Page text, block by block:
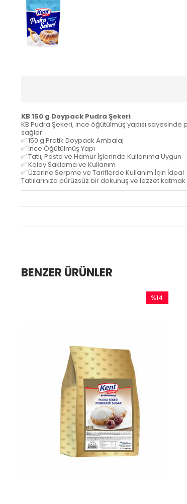
KB 150 g Doypack Pudra Şekeri
KB Pudra Şekeri, ince öğütülmüş yapısı
sağlar.
✅ 150 g Pratik Doypack Ambalaj
✅ İnce Öğütülmüş Yapı
✅ Tatlı, Pasta ve Hamur İşlerinde Kullanıma Uygun
✅ Kolay Saklama ve Kullanım
✅ Üzerine Serpme ve Tariflerde Kullanım İçin İdeal
Tatlılarınıza pürüzsüz bir dokunuş ve lezzet
BENZER ÜRÜNLER
%14